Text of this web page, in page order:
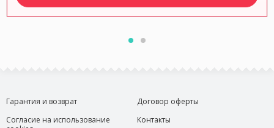
Гарантия и возврат
Согласие на использование
Договор оферты
Контакты